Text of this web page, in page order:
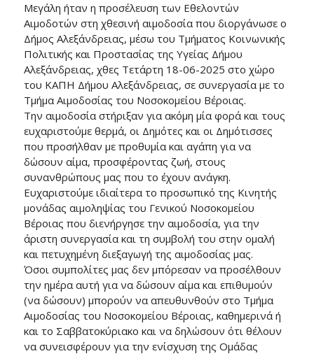
Μεγάλη ήταν η προσέλευση των Εθελοντών
Αιμοδοτών στη χθεσινή αιμοδοσία που διοργάνωσε ο
Δήμος Αλεξάνδρειας, μέσω του Τμήματος Κοινωνικής
Πολιτικής και Προστασίας της Υγείας Δήμου
Αλεξάνδρειας, χθες Τετάρτη 18-06-2025 στο χώρο
του ΚΑΠΗ Δήμου Αλεξάνδρειας, σε συνεργασία με το
Τμήμα Αιμοδοσίας του Νοσοκομείου Βέροιας.
Την αιμοδοσία στήριξαν για ακόμη μία φορά και τους
ευχαριστούμε θερμά, οι Δημότες και οι Δημότισσες
που προσήλθαν με προθυμία και αγάπη για να
δώσουν αίμα, προσφέροντας ζωή, στους
συνανθρώπους μας που το έχουν ανάγκη.
Ευχαριστούμε ιδιαίτερα το προσωπικό της Κινητής
μονάδας αιμοληψίας του Γενικού Νοσοκομείου
Βέροιας που διενήργησε την αιμοδοσία, για την
άριστη συνεργασία και τη συμβολή του στην ομαλή
και πετυχημένη διεξαγωγή της αιμοδοσίας μας.
Όσοι συμπολίτες μας δεν μπόρεσαν να προσέλθουν
την ημέρα αυτή για να δώσουν αίμα και επιθυμούν
(να δώσουν) μπορούν να απευθυνθούν στο Τμήμα
Αιμοδοσίας του Νοσοκομείου Βέροιας, καθημερινά ή
και το Σαββατοκύριακο και να δηλώσουν ότι θέλουν
να συνεισφέρουν για την ενίσχυση της Ομάδας